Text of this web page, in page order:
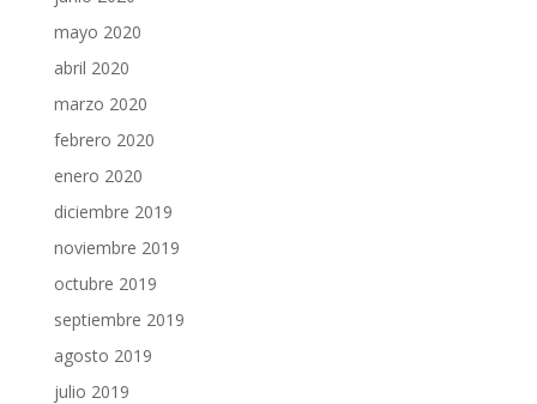
mayo 2020
abril 2020
marzo 2020
febrero 2020
enero 2020
diciembre 2019
noviembre 2019
octubre 2019
septiembre 2019
agosto 2019
julio 2019